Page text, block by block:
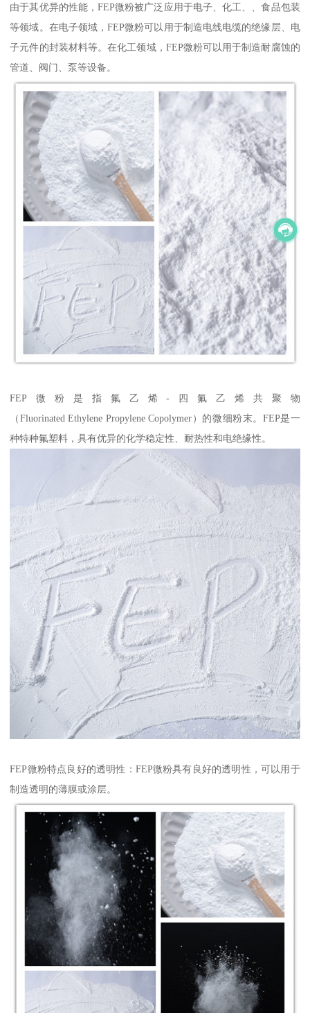
由于其优异的性能，FEP微粉被广泛应用于电子、化工、、食品包装
等领域。在电子领域，FEP微粉可以用于制造电线电缆的绝缘层、电
子元件的封装材料等。在化工领域，FEP微粉可以用于制造耐腐蚀的
管道、阀门、泵等设备。
FEP微粉是指氟乙烯-四氟乙烯共聚物
（Fluorinated Ethylene Propylene Copolymer）的微细粉末。FEP是一
种特种氟塑料，具有优异的化学稳定性、耐热性和电绝缘性。
FEP微粉特点良好的透明性：FEP微粉具有良好的透明性，可以用于
制造透明的薄膜或涂层。